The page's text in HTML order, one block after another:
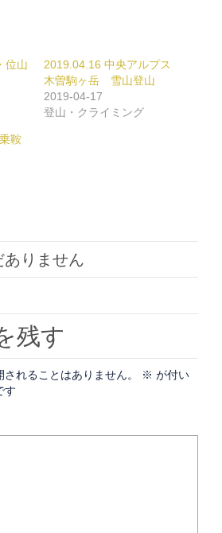
位山
2019.04.16 中央アルプス
木曽駒ヶ岳 雪山登山
2019-04-17
登山・クライミング
鞍
ありません
残す
れることはありません。 ※ が付い
す